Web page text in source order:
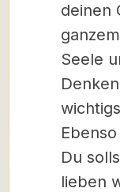
deinen
Seele
Du
lieben